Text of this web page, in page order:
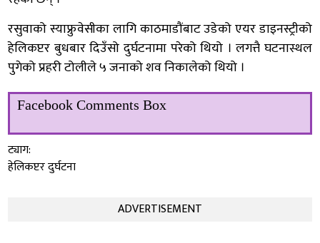
रसुवाको स्याफ्रुवेसीका लागि काठमाडौंबाट उडेको एयर डाइनस्ट्रीको
हेलिकप्टर बुधबार दिउँसो दुर्घटनामा परेको थियो । लगत्तै घटनास्थल
पुगेको प्रहरी टोलीले ५ जनाको शव निकालेको थियो ।
Facebook Comments Box
ट्याग:
हेलिकप्टर दुर्घटना
ADVERTISEMENT